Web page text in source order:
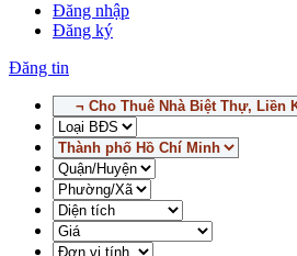
Đăng nhập
Đăng ký
Đăng tin